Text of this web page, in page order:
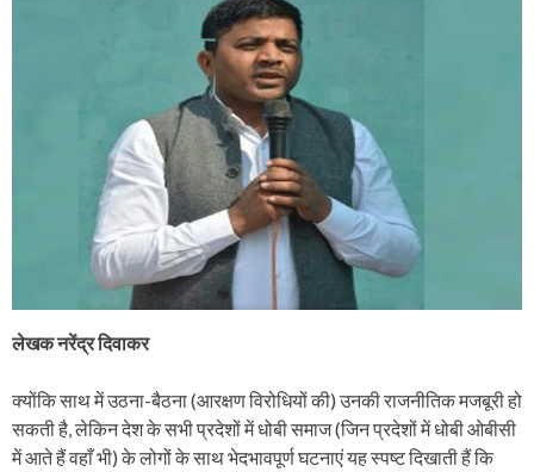
लेखक नरेंद्र दिवाकर
क्योंकि साथ में उठना-बैठना (आरक्षण विरोधियों की) उनकी राजनीतिक मजबूरी हो
सकती है, लेकिन देश के सभी प्रदेशों में धोबी समाज (जिन प्रदेशों में धोबी ओबीसी
में आते हैं वहाँ भी) के लोगों के साथ भेदभावपूर्ण घटनाएं यह स्पष्ट दिखाती हैं कि